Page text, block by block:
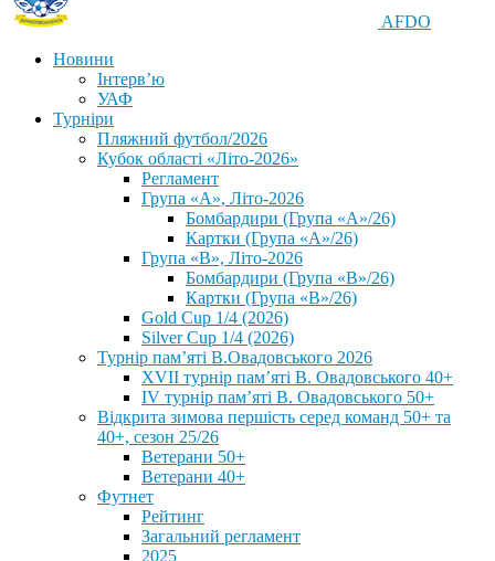
AFDO
Новини
Інтерв’ю
УАФ
Турніри
Пляжний футбол/2026
Кубок області «Літо-2026»
Регламент
Група «А», Літо-2026
Бомбардири (Група «А»/26)
Картки (Група «А»/26)
Група «В», Літо-2026
Бомбардири (Група «В»/26)
Картки (Група «В»/26)
Gold Cup 1/4 (2026)
Silver Cup 1/4 (2026)
Турнір пам’яті В.Овадовського 2026
XVII турнір пам’яті В. Овадовського 40+
IV турнір пам’яті В. Овадовського 50+
Відкрита зимова першість серед команд 50+ та
40+, сезон 25/26
Ветерани 50+
Ветерани 40+
Футнет
Рейтинг
Загальний регламент
2025